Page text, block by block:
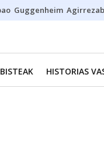
Guggenheim
HISTORIAS